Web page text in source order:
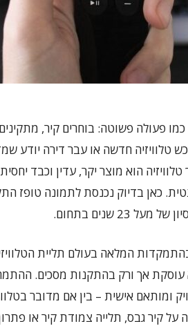
פעולה פשוטה: בוחרים קיר,
טלוויזיה חדשה או עבר דירה יודע
טלוויזיה הוא מוצר יקר, עדין וכבד
כאן בדיוק נכנסת לתמונה טופז
שנים בתחום.
המלאה בעולם תליית
עוסקת אך ורק בהתקנות מסכים.
ומותאם אישית – בין אם מדובר
קיר גבס, תלייה צמודת קיר או